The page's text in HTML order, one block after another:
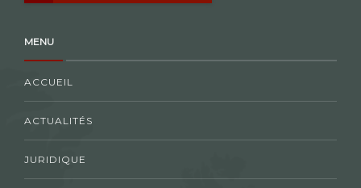
MENU
ACCUEIL
ACTUALITÉS
JURIDIQUE